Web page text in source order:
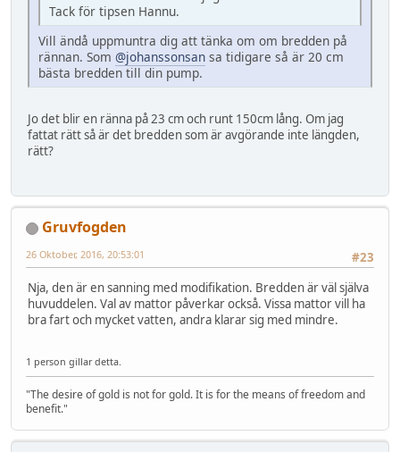
Tack för tipsen Hannu.
Vill ändå uppmuntra dig att tänka om om bredden på
rännan. Som @johanssonsan sa tidigare så är 20 cm
bästa bredden till din pump.
Jo det blir en ränna på 23 cm och runt 150cm lång. Om jag
fattat rätt så är det bredden som är avgörande inte längden,
rätt?
Gruvfogden
#23
26 Oktober, 2016, 20:53:01
Nja, den är en sanning med modifikation. Bredden är väl själva
huvuddelen. Val av mattor påverkar också. Vissa mattor vill ha
bra fart och mycket vatten, andra klarar sig med mindre.
1 person gillar detta.
"The desire of gold is not for gold. It is for the means of freedom and
benefit."